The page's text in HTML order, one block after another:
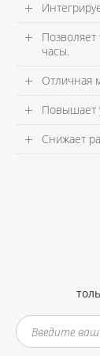
часы.
Отличная
Повышает
Снижает